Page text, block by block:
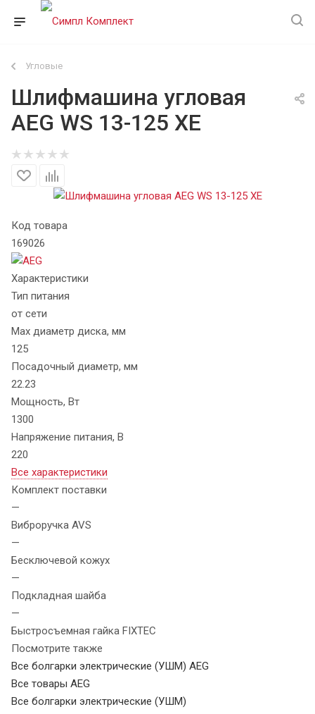
Угловые
Шлифмашина угловая
AEG WS 13-125 XE
Код товара
169026
Характеристики
Тип питания
от сети
Max диаметр диска, мм
125
Посадочный диаметр, мм
22.23
Мощность, Вт
1300
Напряжение питания, В
220
Все характеристики
Комплект поставки
—
Виброручка AVS
—
Бесключевой кожух
—
Подкладная шайба
—
Быстросъемная гайка FIXTEC
Посмотрите также
Все болгарки электрические (УШМ) AEG
Все товары AEG
Все болгарки электрические (УШМ)